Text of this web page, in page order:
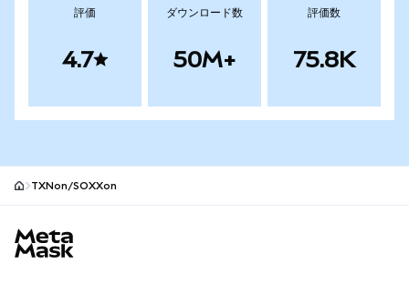
評価
4.7
ダウンロード数
50M+
評価数
75.8K
TXNon/SOXXon